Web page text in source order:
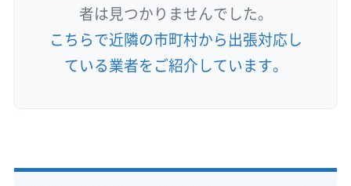
者は見つかりませんでした。
こちらで近隣の市町村から出張対応し
ている業者をご紹介しています。